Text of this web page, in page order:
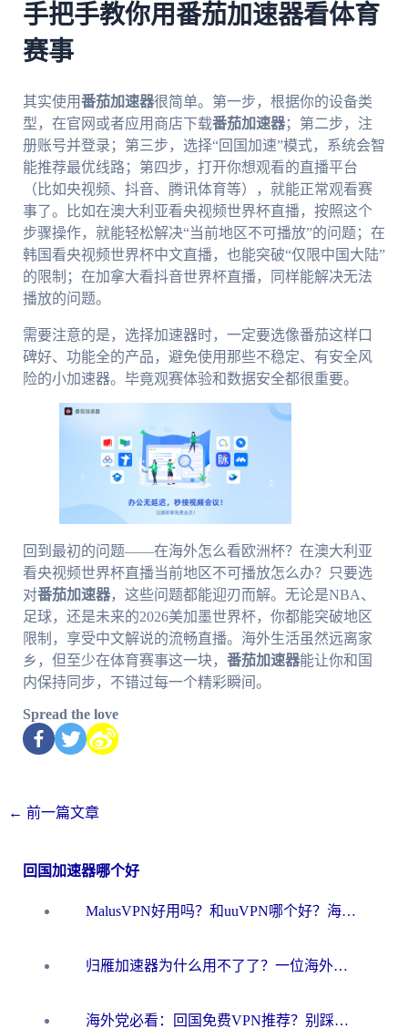
手把手教你用番茄加速器看体育
赛事
其实使用番茄加速器很简单。第一步，根据你的设备类
型，在官网或者应用商店下载番茄加速器；第二步，注
册账号并登录；第三步，选择“回国加速”模式，系统会智
能推荐最优线路；第四步，打开你想观看的直播平台
（比如央视频、抖音、腾讯体育等），就能正常观看赛
事了。比如在澳大利亚看央视频世界杯直播，按照这个
步骤操作，就能轻松解决“当前地区不可播放”的问题；在
韩国看央视频世界杯中文直播，也能突破“仅限中国大陆”
的限制；在加拿大看抖音世界杯直播，同样能解决无法
播放的问题。
需要注意的是，选择加速器时，一定要选像番茄这样口
碑好、功能全的产品，避免使用那些不稳定、有安全风
险的小加速器。毕竟观赛体验和数据安全都很重要。
回到最初的问题——在海外怎么看欧洲杯？在澳大利亚
看央视频世界杯直播当前地区不可播放怎么办？只要选
对番茄加速器，这些问题都能迎刃而解。无论是NBA、
足球，还是未来的2026美加墨世界杯，你都能突破地区
限制，享受中文解说的流畅直播。海外生活虽然远离家
乡，但至少在体育赛事这一块， 番茄加速器能让你和国
内保持同步，不错过每一个精彩瞬间。
Spread the love
← 前一篇文章
回国加速器哪个好
MalusVPN好用吗？和uuVPN哪个好？海外党无缝访问国内资源的真实对比与选择指南
归雁加速器为什么用不了了？一位海外游子的真实困惑与技术解答
海外党必看：回国免费VPN推荐？别踩坑！教你选对加速器无缝刷国内资源